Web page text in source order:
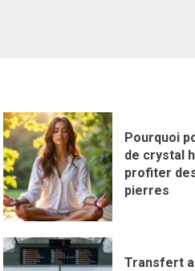
Pourquoi
de crystal
profiter
pierres
Transfert